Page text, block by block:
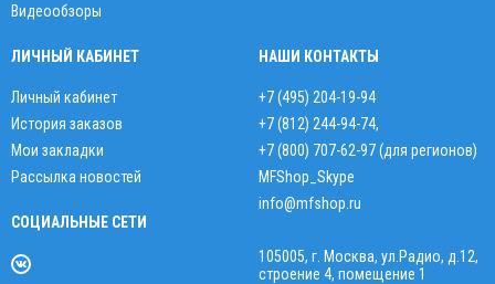
Видеообзоры
ЛИЧНЫЙ КАБИНЕТ
Личный кабинет
История заказов
Мои закладки
Рассылка новостей
СОЦИАЛЬНЫЕ СЕТИ
НАШИ КОНТАКТЫ
+7 (495) 204-19-94
+7 (812) 244-94-74,
+7 (800) 707-62-97 (для регионов)
MFShop_Skype
info@mfshop.ru
105005, г. Москва, ул.Радио, д.12,
строение 4, помещение 1